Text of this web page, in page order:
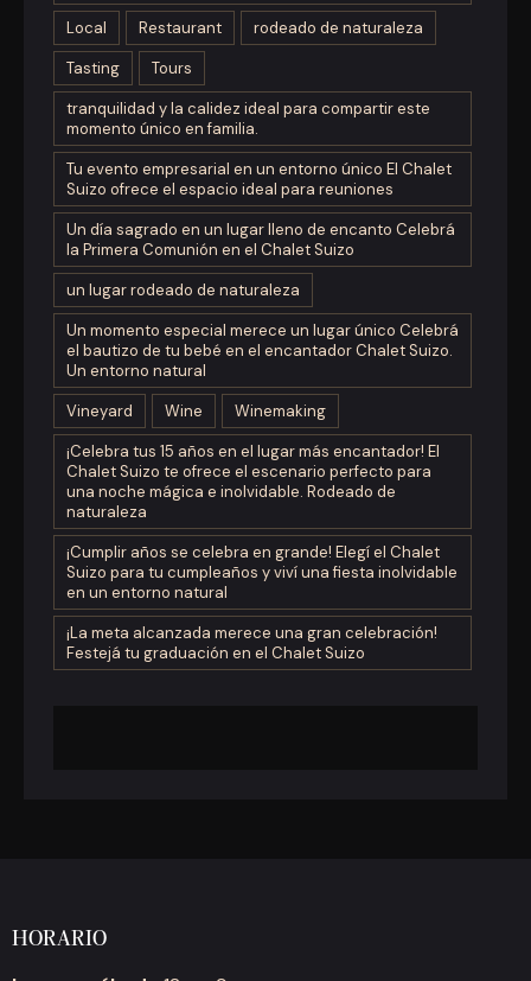
Local
Restaurant
rodeado de naturaleza
Tasting
Tours
tranquilidad y la calidez ideal para compartir este
momento único en familia.
Tu evento empresarial en un entorno único El Chalet
Suizo ofrece el espacio ideal para reuniones
Un día sagrado en un lugar lleno de encanto Celebrá
la Primera Comunión en el Chalet Suizo
un lugar rodeado de naturaleza
Un momento especial merece un lugar único Celebrá
el bautizo de tu bebé en el encantador Chalet Suizo.
Un entorno natural
Vineyard
Wine
Winemaking
¡Celebra tus 15 años en el lugar más encantador! El
Chalet Suizo te ofrece el escenario perfecto para
una noche mágica e inolvidable. Rodeado de
naturaleza
¡Cumplir años se celebra en grande! Elegí el Chalet
Suizo para tu cumpleaños y viví una fiesta inolvidable
en un entorno natural
¡La meta alcanzada merece una gran celebración!
Festejá tu graduación en el Chalet Suizo
HORARIO